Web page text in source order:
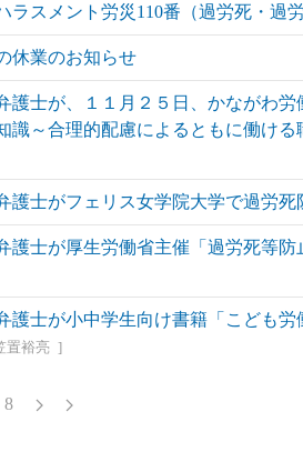
ラスメント労災110番（過労死・過
休業のお知らせ
護士が、１１月２５日、かながわ
識～合理的配慮によるともに働け
護士がフェリス女学院大学で過労
護士が厚生労働省主催「過労死等
護士が小中学生向け書籍「こども
置裕亮
8